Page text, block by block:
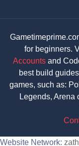
for beginners.
Accounts and
best build
games, such as:
Legends, Arena
Website Network: